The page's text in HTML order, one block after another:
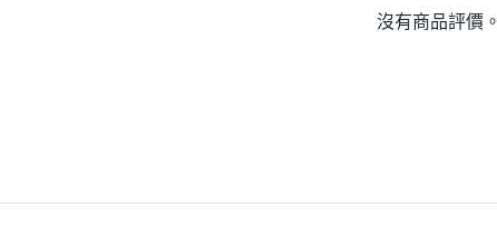
沒有商品評價。